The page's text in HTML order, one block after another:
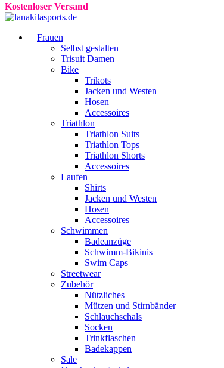
Kostenloser Versand
Frauen
Selbst gestalten
Trisuit Damen
Bike
Trikots
Jacken und Westen
Hosen
Accessoires
Triathlon
Triathlon Suits
Triathlon Tops
Triathlon Shorts
Accessoires
Laufen
Shirts
Jacken und Westen
Hosen
Accessoires
Schwimmen
Badeanzüge
Schwimm-Bikinis
Swim Caps
Streetwear
Zubehör
Nützliches
Mützen und Stirnbänder
Schlauchschals
Socken
Trinkflaschen
Badekappen
Sale